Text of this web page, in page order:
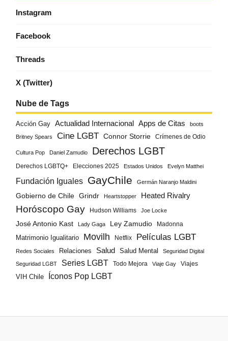
Instagram
Facebook
Threads
X (Twitter)
Nube de Tags
Acción Gay Actualidad Internacional Apps de Citas boots
Britney Spears Cine LGBT Connor Storrie Crímenes de Odio
Cultura Pop Daniel Zamudio Derechos LGBT
Derechos LGBTQ+ Elecciones 2025 Estados Unidos Evelyn Matthei
Fundación Iguales GayChile Germán Naranjo Maldini
Gobierno de Chile Grindr Heartstopper Heated Rivalry
Horóscopo Gay Hudson Williams Joe Locke
José Antonio Kast Lady Gaga Ley Zamudio Madonna
Matrimonio Igualitario Movilh Netflix Películas LGBT
Redes Sociales Relaciones Salud Salud Mental Seguridad Digital
Seguridad LGBT Series LGBT Todo Mejora Viaje Gay
Viajes
VIH Chile
Íconos Pop LGBT